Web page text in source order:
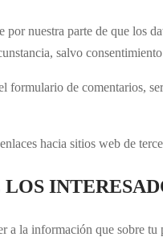
nuestra parte de que los
salvo
formulario de comentarios,
hacia sitios web de
a la información que sobre